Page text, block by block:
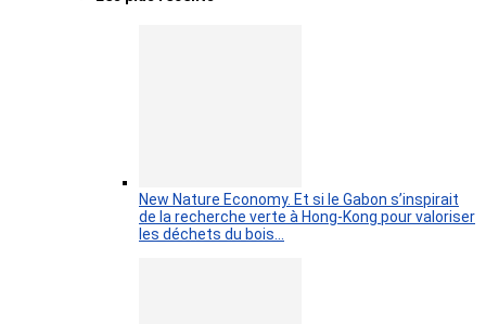
New Nature Economy. Et si le Gabon s’inspirait
de la recherche verte à Hong-Kong pour valoriser
les déchets du bois…